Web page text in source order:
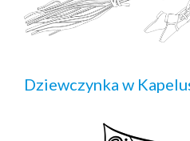
Dziewczynka w